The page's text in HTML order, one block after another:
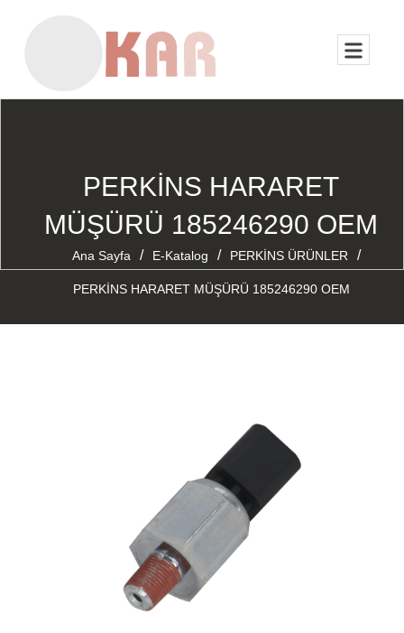
PERKİNS HARARET
MÜŞÜRÜ 185246290 OEM
Ana Sayfa / E-Katalog / PERKİNS ÜRÜNLER /
PERKİNS HARARET MÜŞÜRÜ 185246290 OEM